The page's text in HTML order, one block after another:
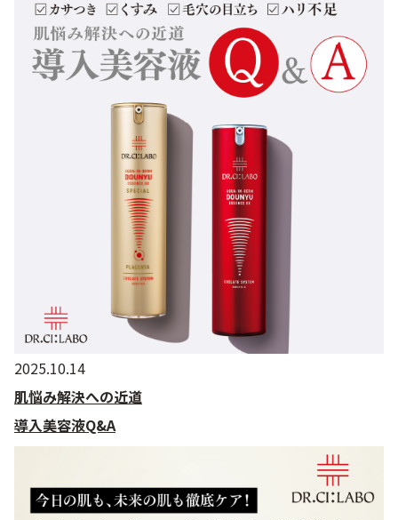
2025.10.14
肌悩み解決への近道
導入美容液Q&A